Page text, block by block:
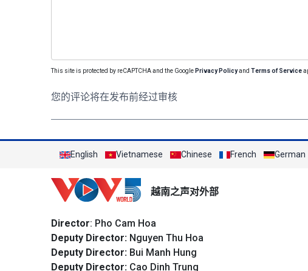
This site is protected by reCAPTCHA and the Google Privacy Policyand Terms of Service
您的评论将在发布前经过审核
English Vietnamese Chinese French German
越南之声对外部
Director: Pho Cam Hoa
Deputy Director: Nguyen Thu Hoa
Deputy Director: Bui Manh Hung
Deputy Director: Cao Dinh Trung